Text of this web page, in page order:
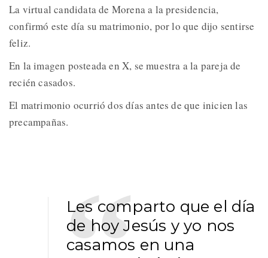
La virtual candidata de Morena a la presidencia,
confirmó este día su matrimonio, por lo que dijo sentirse
feliz.
En la imagen posteada en X, se muestra a la pareja de
recién casados.
El matrimonio ocurrió dos días antes de que inicien las
precampañas.
Les comparto que el día
de hoy Jesús y yo nos
casamos en una